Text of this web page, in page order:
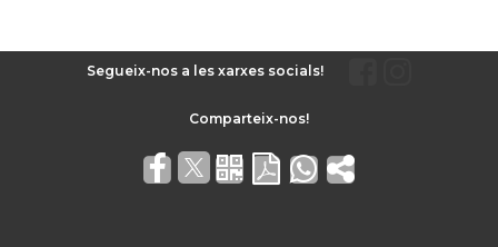
Segueix-nos a les xarxes socials!